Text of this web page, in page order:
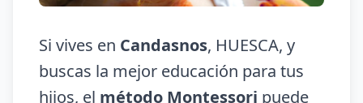
Si vives en Candasnos, HUESCA, y
buscas la mejor educación para tus
hijos, el método Montessori puede